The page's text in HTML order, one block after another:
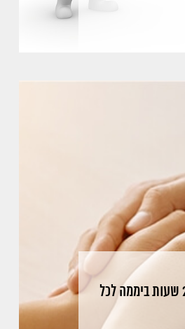
יחס אישי וליווי צמוד 24 שעות ביממה לכל